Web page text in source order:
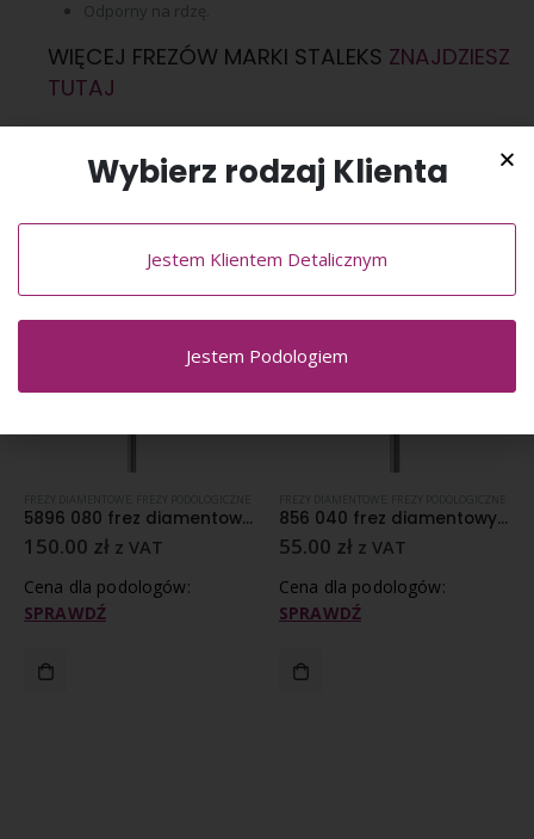
Odporny na rdzę.
WIĘCEJ FREZÓW MARKI STALEKS ZNAJDZIESZ
TUTAJ
PODOBNE PRODUKTY
5896 080 frez diamentowy super gruboziarnisty nasyp
150.00 zł z VAT
Cena dla podologów:
SPRAWDŹ
856 040 frez diamentowy średnioziarnisty nasyp
55.00 zł z VAT
Cena dla podologów:
SPRAWDŹ
Wybierz rodzaj Klienta
Jestem Klientem Detalicznym
Jestem Podologiem